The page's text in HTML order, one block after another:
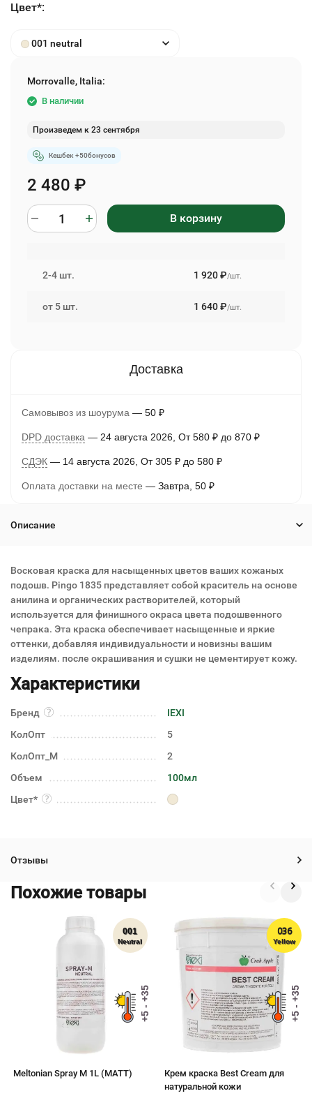
Цвет*:
001 neutral
Morrovalle, Italia:
В наличии
Произведем к 23 сентября
Кешбек +50бонусов
2 480 ₽
В корзину
2-4 шт. 1 920₽/шт.
от 5 шт. 1 640₽/шт.
Самовывоз из шоурума 50 ₽
DPD доставка 24 августа 2026 От 580 ₽ до 870 ₽
СДЭК 14 августа 2026 От 305 ₽ до 580 ₽
Оплата доставки на месте Завтра 50 ₽
Описание
Восковая краска для насыщенных цветов ваших кожаных
подошв. Pingo 1835 представляет собой краситель на основе
анилина и органических растворителей, который
используется для финишного окраса цвета подошвенного
чепрака. Эта краска обеспечивает насыщенные и яркие
оттенки, добавляя индивидуальности и новизны вашим
изделиям. после окрашивания и сушки не цементирует кожу.
Характеристики
Бренд
IEXI
КолОпт
5
КолОпт_М
2
Объем
100мл
Цвет*
Отзывы
Похожие товары
+5 - +35
001
Neutral
Meltonian Spray M 1L (MATT)
+5 - +35
036
Yellow
Крем краска Best Cream для
натуральной кожи